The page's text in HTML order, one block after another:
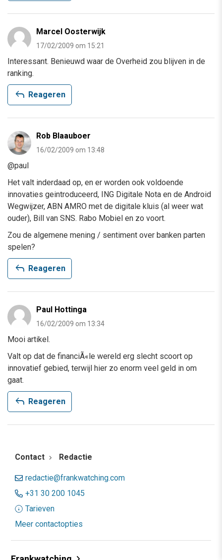
Marcel Oosterwijk
17/02/2009 om 15:21
Interessant. Benieuwd waar de Overheid zou blijven in de
ranking.
reply Reageren
Rob Blaauboer
16/02/2009 om 13:48
@paul
Het valt inderdaad op, en er worden ook voldoende
innovaties geintroduceerd, ING Digitale Nota en de Android
Wegwijzer, ABN AMRO met de digitale kluis (al weer wat
ouder), Bill van SNS. Rabo Mobiel en zo voort.
Zou de algemene mening / sentiment over banken parten
spelen?
reply Reageren
Paul Hottinga
16/02/2009 om 13:34
Mooi artikel.
Valt op dat de financiÃ«le wereld erg slecht scoort op
innovatief gebied, terwijl hier zo enorm veel geld in om
gaat.
reply Reageren
Contact Redactie
redactie@frankwatching.com
+31 30 200 1045
Tarieven
Meer contactopties